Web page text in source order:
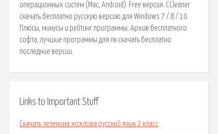
операционных систем (Mac, Android). Free версия. CCleaner
скачать бесплатно русскую версию для Windows 7 / 8 / 10.
Плюсы, минусы и рейтинг программы. Архив бесплатного
софта, лучшие программы для пк скачать бесплатно
последние версии.
Links to Important Stuff
Скачать зеленина хохлова русский язык 2 класс